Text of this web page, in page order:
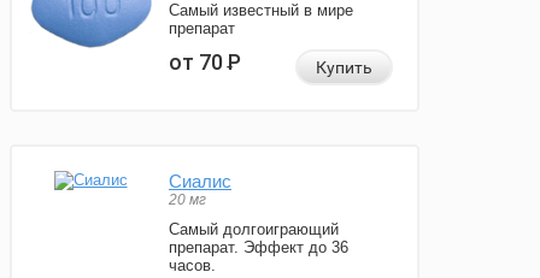
Самый известный в мире
препарат
от 70Р Купить
Сиалис
20 мг
Самый долгоиграющий
препарат. Эффект до 36
часов.